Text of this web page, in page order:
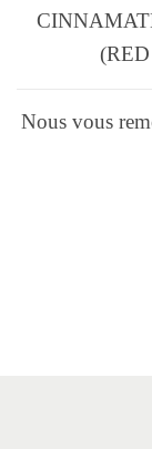
Nous vous